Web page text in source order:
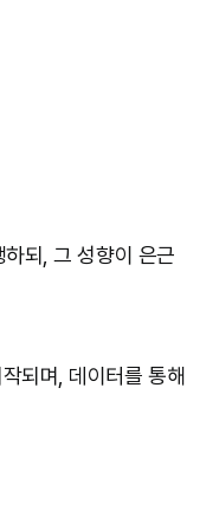
되, 그 성향이 은근
되며, 데이터를 통해